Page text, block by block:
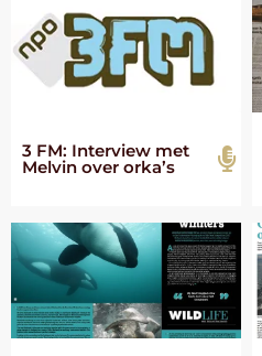
3 FM: Interview met
Melvin over orka’s